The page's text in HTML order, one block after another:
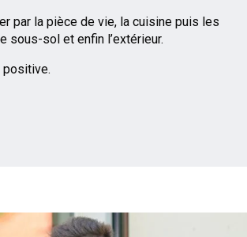
par la pièce de vie, la cuisine puis les
sous-sol et enfin l’extérieur.
positive.